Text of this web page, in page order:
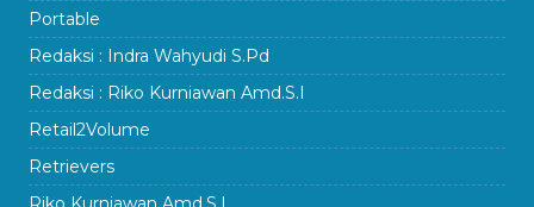
Portable
Redaksi : Indra Wahyudi S.Pd
Redaksi : Riko Kurniawan Amd.S.I
Retail2Volume
Retrievers